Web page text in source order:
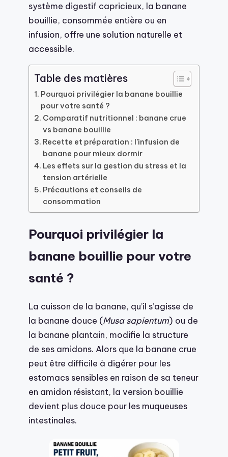
système digestif capricieux, la banane
bouillie, consommée entière ou en
infusion, offre une solution naturelle et
accessible.
Table des matières
Pourquoi privilégier la banane bouillie
pour votre santé ?
Comparatif nutritionnel : banane crue
vs banane bouillie
Recette et préparation : l’infusion de
banane pour mieux dormir
Les effets sur la gestion du stress et la
tension artérielle
Précautions et conseils de
consommation
Pourquoi privilégier la
banane bouillie pour votre
santé ?
La cuisson de la banane, qu’il s’agisse de
la banane douce (Musa sapientum) ou de
la banane plantain, modifie la structure
de ses amidons. Alors que la banane crue
peut être difficile à digérer pour les
estomacs sensibles en raison de sa teneur
en amidon résistant, la version bouillie
devient plus douce pour les muqueuses
intestinales.